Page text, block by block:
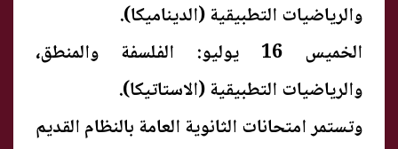
والرياضيات التطبيقية (الديناميكا).
الخميس 16 يوليو: الفلسفة والمنطق،
والرياضيات التطبيقية (الاستاتيكا).
وتستمر امتحانات الثانوية العامة بالنظام القديم